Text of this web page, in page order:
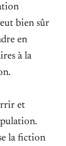
bien sûr
en
à la
et
la fiction